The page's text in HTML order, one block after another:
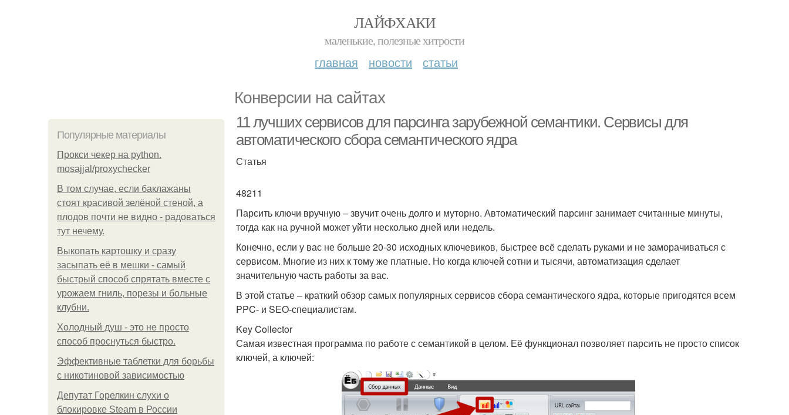
ЛАЙФХАКИ
маленькие, полезные хитрости
главная новости статьи
Конверсии на сайтах
Популярные материалы
Прокси чекер на python.
mosajjal/proxychecker
В том случае, если баклажаны
стоят красивой зелёной стеной, а
плодов почти не видно - радоваться
тут нечему.
Выкопать картошку и сразу
засыпать её в мешки - самый
быстрый способ спрятать вместе с
урожаем гниль, порезы и больные
клубни.
Холодный душ - это не просто
способ проснуться быстро.
Эффективные таблетки для борьбы
с никотиновой зависимостью
Депутат Горелкин слухи о
блокировке Steam в России
11 лучших сервисов для парсинга зарубежной семантики. Сервисы для
автоматического сбора семантического ядра
Статья
48211
Парсить ключи вручную – звучит очень долго и муторно. Автоматический парсинг занимает считанные минуты,
тогда как на ручной может уйти несколько дней или недель.
Конечно, если у вас не больше 20-30 исходных ключевиков, быстрее всё сделать руками и не заморачиваться с
сервисом. Многие из них к тому же платные. Но когда ключей сотни и тысячи, автоматизация сделает
значительную часть работы за вас.
В этой статье – краткий обзор самых популярных сервисов сбора семантического ядра, которые пригодятся всем
PPC- и SEO-специалистам.
Key Collector
Самая известная программа по работе с семантикой в целом. Её функционал позволяет парсить не просто список
ключей, а ключей: